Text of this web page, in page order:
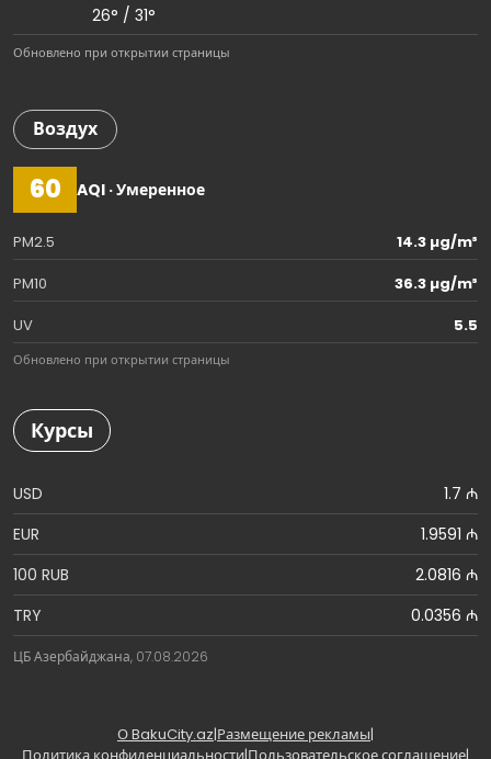
26° / 31°
Обновлено при открытии страницы
Воздух
60 AQI · Умеренное
PM2.5
14.3 µg/m³
PM10
36.3 µg/m³
UV
5.5
Обновлено при открытии страницы
Курсы
USD
1.7 ₼
EUR
1.9591 ₼
100 RUB
2.0816 ₼
TRY
0.0356 ₼
ЦБ Азербайджана, 07.08.2026
О BakuCity.az|Размещение рекламы|